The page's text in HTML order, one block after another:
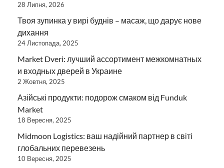
28 Липня, 2026
Твоя зупинка у вирі буднів – масаж, що дарує нове
дихання
24 Листопада, 2025
Market Dveri: лучший ассортимент межкомнатных
и входных дверей в Украине
2 Жовтня, 2025
Азійські продукти: подорож смаком від Funduk
Market
18 Вересня, 2025
Midmoon Logistics: ваш надійний партнер в світі
глобальних перевезень
10 Вересня, 2025